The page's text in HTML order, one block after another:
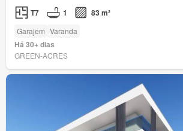
T7 1 83 m²
Garajem Varanda
Há 30+ dias
GREEN-ACRES